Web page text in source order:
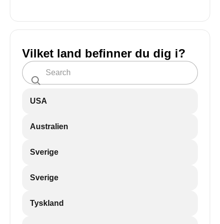
Vilket land befinner du dig i?
USA
Australien
Sverige
Sverige
Tyskland